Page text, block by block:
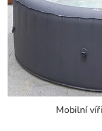
t
ů
o
d
u
k
t
ů
Mobilní